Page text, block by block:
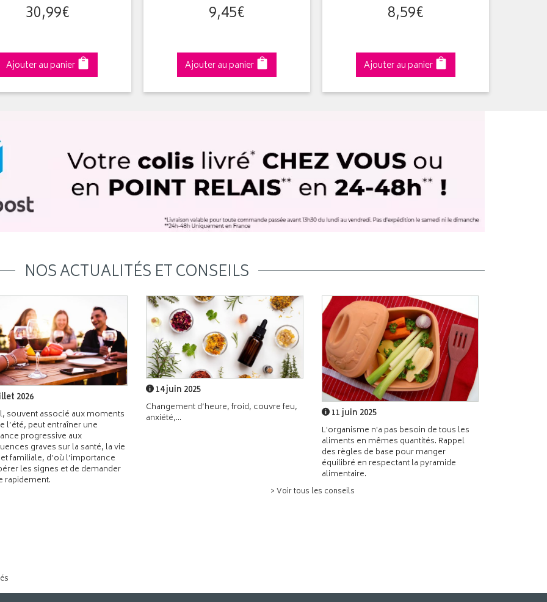
30,99€
Ajouter au panier
9,45€
Ajouter au panier
8,59€
Ajouter au panier
NOS ACTUALITÉS ET CONSEILS
2026
souvent associé aux moments
l’été, peut entraîner une
progressive aux
graves sur la santé, la vie
familiale, d’où l’importance
les signes et de demander
rapidement.
14 juin 2025
Changement d’heure, froid, couvre feu,
anxiété,...
11 juin 2025
L'organisme n'a pas besoin de tous les
aliments en mêmes quantités. Rappel
des règles de base pour manger
équilibré en respectant la pyramide
alimentaire.
> Voir tous les conseils